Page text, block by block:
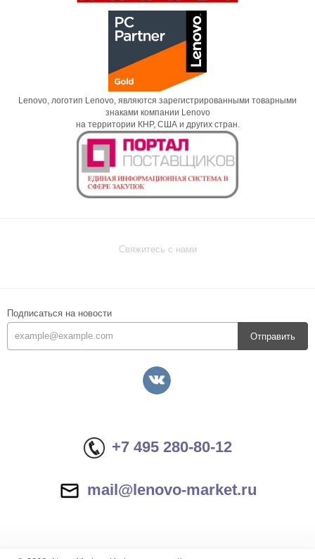
Lenovo, логотип Lenovo, являются зарегистрированными товарными
знаками компании Lenovo
на территории КНР, США и других стран.
Свяжитесь с нами
Подписаться на новости
Отправить
+7 495 280-80-12
mail@lenovo-market.ru